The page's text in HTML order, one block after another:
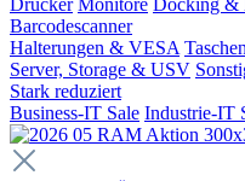
Drucker Monitore Docking &
Barcodescanner
Halterungen & VESA
Server, Storage & USV
Stark reduziert
Business-IT Sale Industrie-IT